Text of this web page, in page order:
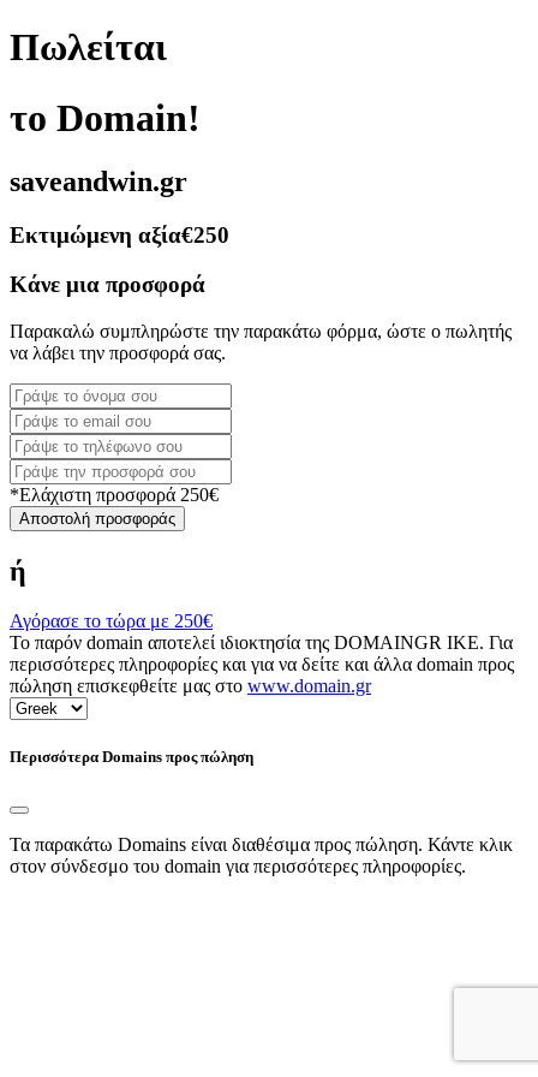
Πωλείται
το Domain!
saveandwin.gr
Εκτιμώμενη αξία€250
Κάνε μια προσφορά
Παρακαλώ συμπληρώστε την παρακάτω φόρμα, ώστε ο πωλητής
να λάβει την προσφορά σας.
*Ελάχιστη προσφορά 250€
Αποστολή προσφοράς
ή
Αγόρασε το τώρα με 250€
Το παρόν domain αποτελεί ιδιοκτησία της DOMAINGR ΙΚΕ. Για
περισσότερες πληροφορίες και για να δείτε και άλλα domain προς
πώληση επισκεφθείτε μας στο www.domain.gr
Περισσότερα Domains προς πώληση
Τα παρακάτω Domains είναι διαθέσιμα προς πώληση. Κάντε κλικ
στον σύνδεσμο του domain για περισσότερες πληροφορίες.